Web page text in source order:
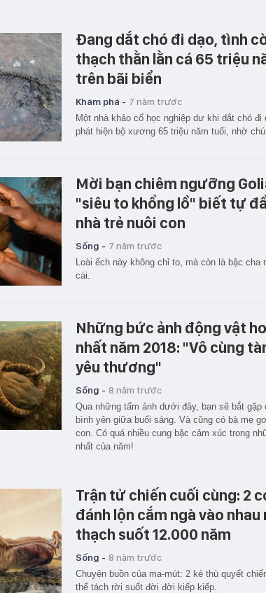
Đang dắt chó đi dạo, tình
thạch thằn lằn cá 65 triệu
trên bãi biển
Khám phá - 7 năm trước
Một nhà khảo cổ học nghiệp dư khi dắt chó
phát hiện bộ xương 65 triệu năm tuổi, nhờ
Mời bạn chiêm ngưỡng
"siêu to khổng lồ" biết tự
nhà trẻ nuôi con
Sống - 7 năm trước
Loài ếch này không chỉ to, mà còn là bậc cha
cái.
Những bức ảnh động vật
nhất năm 2018: "Vô cùng
yêu thương"
Sống - 8 năm trước
Qua những tấm ảnh dưới đây, bạn sẽ bắt gặp
bình yên giữa buổi sáng. Và cũng có bà mẹ
con. Có quá nhiều cung bậc cảm xúc trong
nhất của năm!
Trận tử chiến cuối cùng: 2
đánh lộn cắm ngà vào nhau
thạch suốt 12.000 năm
Sống - 8 năm trước
Chuyện buồn của ma-mút: 2 kẻ thù quyết
thể tách rời suốt đời đời kiếp kiếp.